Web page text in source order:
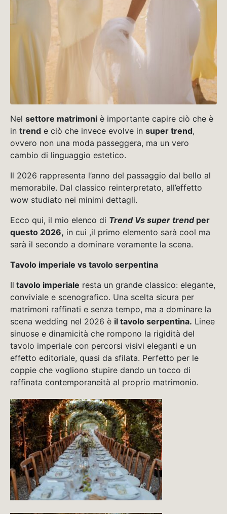
Nel settore matrimoni è importante capire ciò che è
in trend e ciò che invece evolve in super trend,
ovvero non una moda passeggera, ma un vero
cambio di linguaggio estetico.
Il 2026 rappresenta l’anno del passaggio dal bello al
memorabile. Dal classico reinterpretato, all’effetto
wow studiato nei minimi dettagli.
Ecco qui, il mio elenco di Trend Vs super trendper
questo 2026, in cui ,il primo elemento sarà cool ma
sarà il secondo a dominare veramente la scena.
Tavolo imperiale vs tavolo serpentina
Il tavolo imperiale resta un grande classico: elegante,
conviviale e scenografico. Una scelta sicura per
matrimoni raffinati e senza tempo, ma a dominare la
scena wedding nel 2026 è il tavolo serpentina. Linee
sinuose e dinamicità che rompono la rigidità del
tavolo imperiale con percorsi visivi eleganti e un
effetto editoriale, quasi da sfilata. Perfetto per le
coppie che vogliono stupire dando un tocco di
raffinata contemporaneità al proprio matrimonio.